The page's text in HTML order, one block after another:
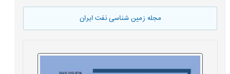
مجله زمین شناسی نفت ایران